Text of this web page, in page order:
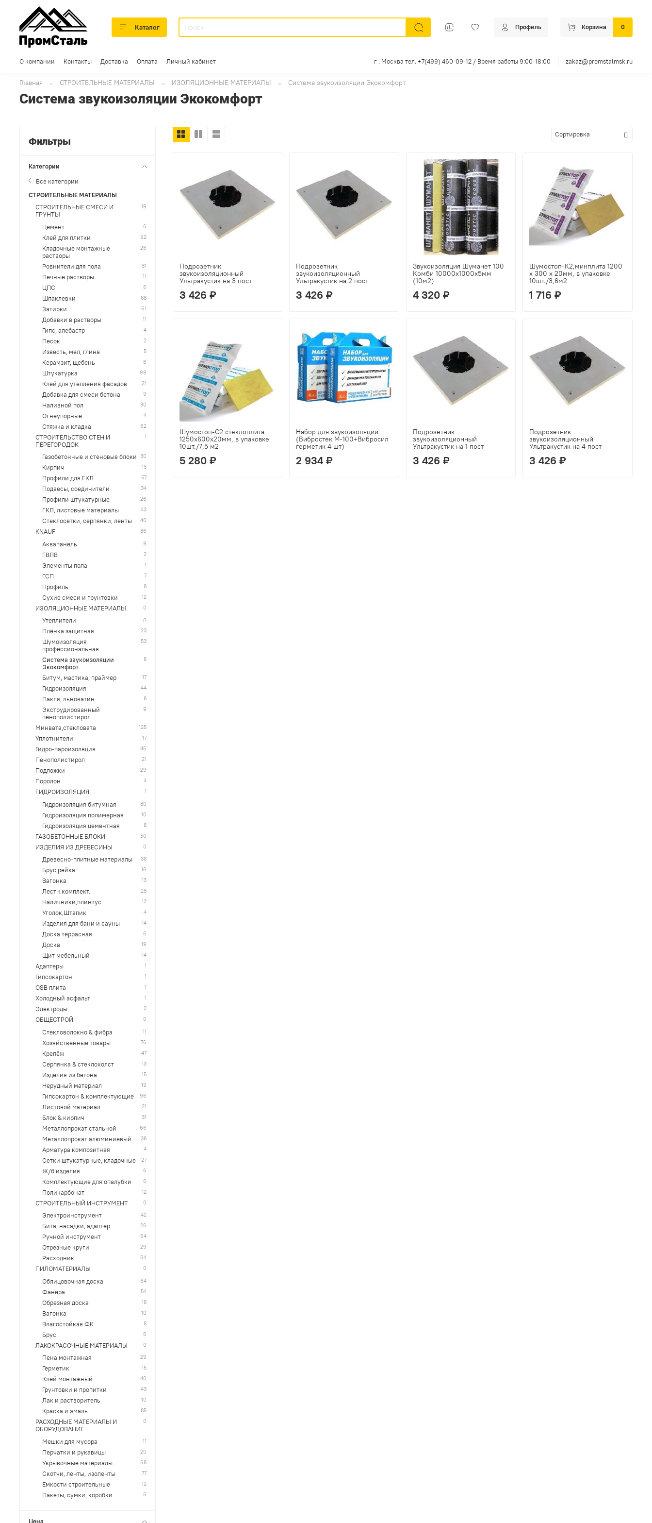
Каталог Профиль Корзина 0
О компании Контакты Доставка Оплата Личный кабинет г . Москва тел. +7(499) 460-09-12 / Время работы 9:00-18:00 zakaz@promstalmsk.ru
Главная СТРОИТЕЛЬНЫЕ МАТЕРИАЛЫ ИЗОЛЯЦИОННЫЕ МАТЕРИАЛЫ Система звукоизоляции Экокомфорт
Система звукоизоляции Экокомфорт
Подрозетник
звукоизоляционный
Ультракустик на 3 пост
3 426 ₽
Подрозетник
звукоизоляционный
Ультракустик на 2 пост
3 426 ₽
Звукоизоляция Шуманет 100
Комби 10000х1000х5мм
(10м2)
4 320 ₽
Шумостоп-К2,минплита 1200
х 300 х 20мм, в упаковке
10шт./3,6м2
1 716 ₽
Шумостоп-С2 стеклоплита
1250х600х20мм, в упаковке
10шт./7,5 м2
5 280 ₽
Набор для звукоизоляции
(Вибростек М-100+Вибросил
герметик 4 шт)
2 934 ₽
Подрозетник
звукоизоляционный
Ультракустик на 1 пост
3 426 ₽
Подрозетник
звукоизоляционный
Ультракустик на 4 пост
3 426 ₽
Фильтры
Категории
Все категории
СТРОИТЕЛЬНЫЕ МАТЕРИАЛЫ
СТРОИТЕЛЬНЫЕ СМЕСИ И
ГРУНТЫ
19
Цемент 6
Клей для плитки 92
Кладочные монтажные
растворы
26
Ровнители для пола 31
Печные растворы 11
ЦПС 6
Шпаклевки 88
Затирки 61
Добавки в растворы 11
Гипс, алебастр 4
Песок 2
Известь, мел, глина 5
Керамзит, щебень 6
Штукатурка 99
Клей для утепления фасадов 21
Добавка для смеси бетона 9
Наливной пол 30
Огнеупорные 4
Стяжка и кладка 62
СТРОИТЕЛЬСТВО СТЕН И
ПЕРЕГОРОДОК
1
Газобетонные и стеновые блоки 30
Кирпич 13
Профили для ГКЛ 57
Подвесы, соединители 34
Профили штукатурные 26
ГКЛ, листовые материалы 43
Стеклосетки, серпянки, ленты 40
KNAUF 36
Аквапанель 9
ГВЛВ 2
Элементы пола 1
ГСП 7
Профиль 8
Сухие смеси и грунтовки 12
ИЗОЛЯЦИОННЫЕ МАТЕРИАЛЫ 0
Утеплители 71
Плёнка защитная 23
Шумоизоляция
профессиональная
53
Система звукоизоляции
Экокомфорт
8
Битум, мастика, праймер 17
Гидроизоляция 44
Пакля, льноватин 8
Экструдированный
пенополистирол
9
Минвата,стекловата 125
Уплотнители 17
Гидро-пароизоляция 46
Пенополистирол 21
Подложки 29
Поролон 4
ГИДРОИЗОЛЯЦИЯ 1
Гидроизоляция битумная 30
Гидроизоляция полимерная 10
Гидроизоляция цементная 8
ГАЗОБЕТОННЫЕ БЛОКИ 50
ИЗДЕЛИЯ ИЗ ДРЕВЕСИНЫ 0
Древесно-плитные материалы 38
Брус,рейка 16
Вагонка 13
Лестн.комплект. 28
Наличники,плинтус 12
Уголок,Штапик 4
Изделия для бани и сауны 14
Доска террасная 6
Доска 19
Щит мебельный 14
Адаптеры 1
Гипсокартон 1
OSB плита 1
Холодный асфальт 1
Электроды 2
ОБЩЕСТРОЙ 0
Стекловолокно & фибра 11
Хозяйственные товары 76
Крепёж 47
Серпянка & стеклохолст 13
Изделия из бетона 15
Нерудный материал 19
Гипсокартон & комплектующие 96
Листовой материал 21
Блок & кирпич 31
Металлопрокат стальной 66
Металлопрокат алюминиевый 38
Арматура композитная 4
Сетки штукатурные, кладочные 27
Ж/б изделия 6
Комплектующие для опалубки 6
Поликарбонат 12
СТРОИТЕЛЬНЫЙ ИНСТРУМЕНТ 0
Электроинструмент 42
Бита, насадки, адаптер 26
Ручной инструмент 64
Отрезные круги 29
Расходник 64
ПИЛОМАТЕРИАЛЫ 0
Облицовочная доска 64
Фанера 54
Обрезная доска 18
Вагонка 10
Влагостойкая ФК 8
Брус 6
ЛАКОКРАСОЧНЫЕ МАТЕРИАЛЫ 0
Пена монтажная 29
Герметик 15
Клей монтажный 40
Грунтовки и пропитки 43
Лак и растворитель 10
Краска и эмаль 85
РАСХОДНЫЕ МАТЕРИАЛЫ И
ОБОРУДОВАНИЕ
0
Мешки для мусора 11
Перчатки и рукавицы 20
Укрывочные материалы 68
Скотчи, ленты, изоленты 77
Емкости строительные 12
Пакеты, сумки, коробки 6